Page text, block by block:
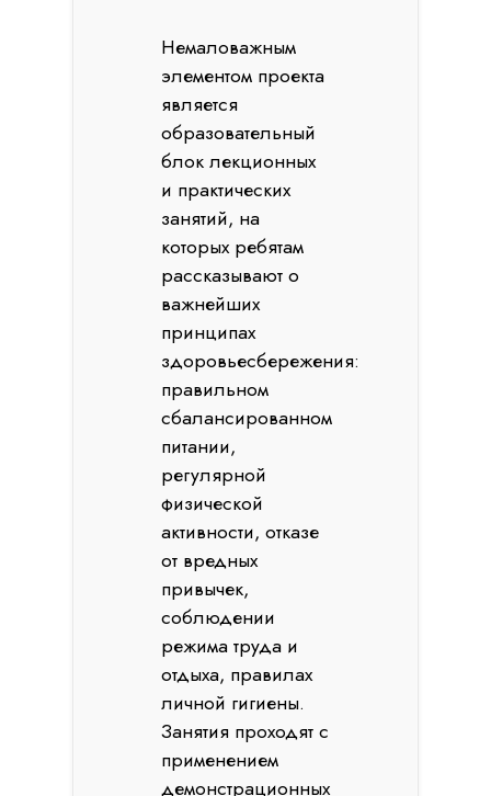
Немаловажным
элементом проекта
является
образовательный
блок лекционных
и практических
занятий, на
которых ребятам
рассказывают о
важнейших
принципах
здоровьесбережения:
правильном
сбалансированном
питании,
регулярной
физической
активности, отказе
от вредных
привычек,
соблюдении
режима труда и
отдыха, правилах
личной гигиены.
Занятия проходят с
применением
демонстрационных